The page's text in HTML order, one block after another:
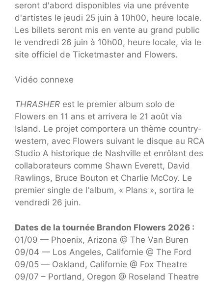
seront d'abord disponibles via une prévente
d'artistes le jeudi 25 juin à 10h00, heure locale.
Les billets seront mis en vente au grand public
le vendredi 26 juin à 10h00, heure locale, via le
site officiel de Ticketmaster and Flowers.
Vidéo connexe
THRASHER est le premier album solo de
Flowers en 11 ans et arrivera le 21 août via
Island. Le projet comportera un thème country-
western, avec Flowers suivant le disque au RCA
Studio A historique de Nashville et enrôlant des
collaborateurs comme Shawn Everett, David
Rawlings, Bruce Bouton et Charlie McCoy. Le
premier single de l'album, « Plans », sortira le
vendredi 26 juin.
Dates de la tournée Brandon Flowers 2026 :
01/09 — Phoenix, Arizona @ The Van Buren
09/04 — Los Angeles, Californie @ The Ford
09/05 — Oakland, Californie @ Fox Theatre
09/07 – Portland, Oregon @ Roseland Theatre